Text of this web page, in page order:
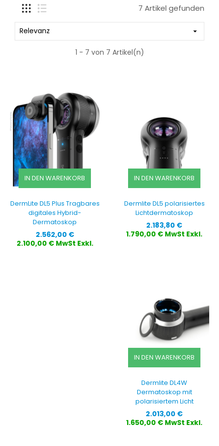
7 Artikel gefunden
Relevanz 
1 - 7 von 7 Artikel(n)
IN DEN WARENKORB
DermLite DL5 Plus Tragbares
digitales Hybrid-
Dermatoskop
Preis
2.562,00 €
2.100,00 € MwSt Exkl.
IN DEN WARENKORB
Dermlite DL5 polarisiertes
Lichtdermatoskop
Preis
2.183,80 €
1.790,00 € MwSt Exkl.
IN DEN WARENKORB
Dermlite DL4W
Dermatoskop mit
polarisiertem Licht
Preis
2.013,00 €
1.650,00 € MwSt Exkl.